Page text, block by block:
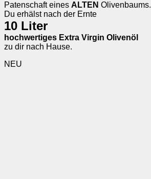
Patenschaft eines ALTEN Olivenbaums.
Du erhälst nach der Ernte
10 Liter
hochwertiges Extra Virgin Olivenöl
zu dir nach Hause.
NEU